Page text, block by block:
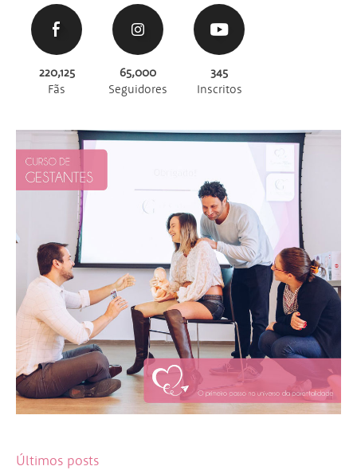
220,125
Fãs
65,000
Seguidores
345
Inscritos
Últimos posts